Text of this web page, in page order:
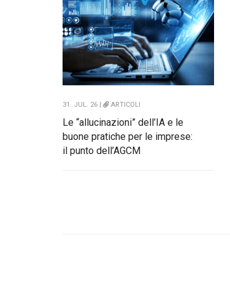
31. JUL. 26 | ARTICOLI
Le “allucinazioni” dell’IA e le
buone pratiche per le imprese:
il punto dell’AGCM